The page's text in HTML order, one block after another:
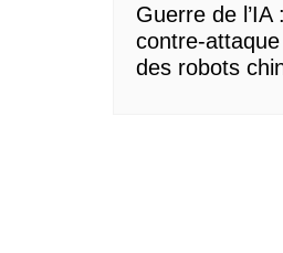
Guerre de l’IA
contre-
des robots